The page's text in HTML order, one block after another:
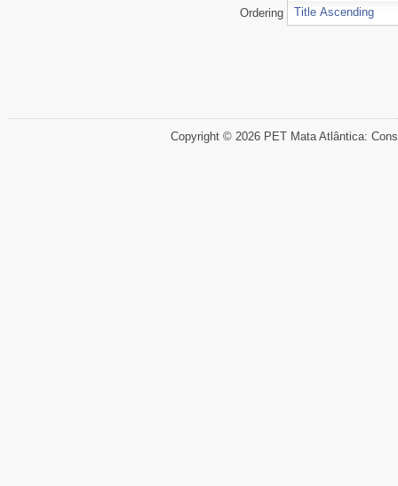
Ordering
Copyright © 2026 PET Mata Atlântica: